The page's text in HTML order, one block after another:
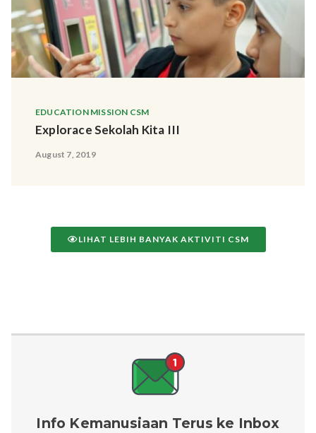
EDUCATION MISSION CSM
Explorace Sekolah Kita III
August 7, 2019
LIHAT LEBIH BANYAK AKTIVITI CSM
Info Kemanusiaan Terus ke Inbox